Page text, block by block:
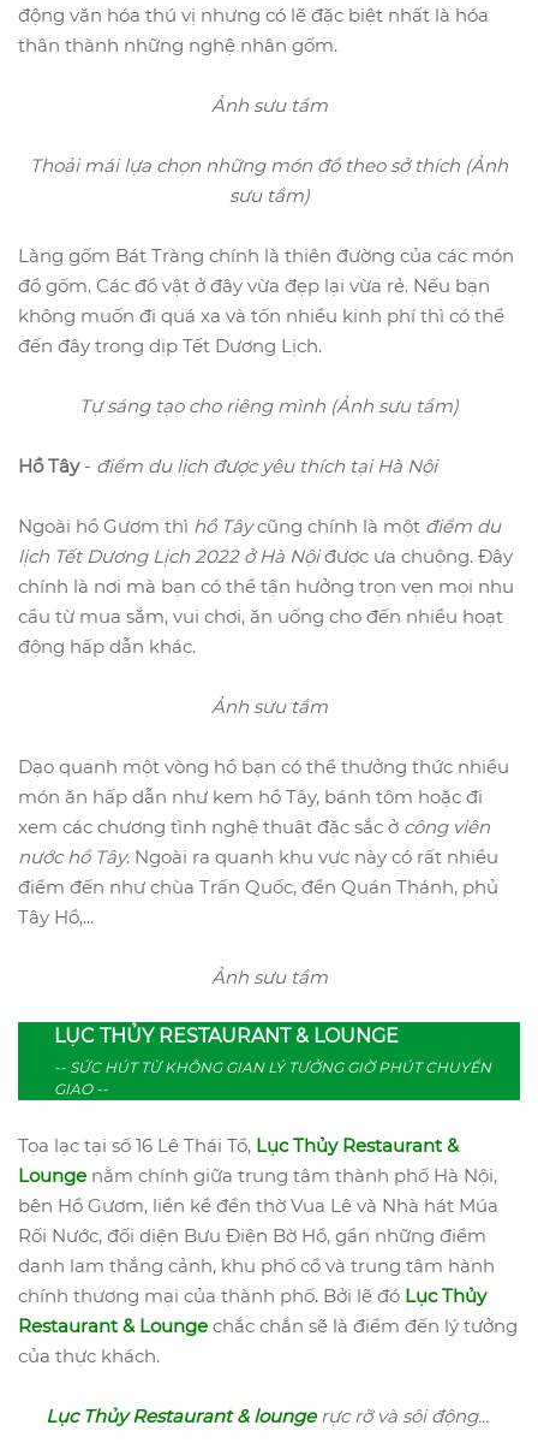
động văn hóa thú vị nhưng có lẽ đặc biệt nhất là hóa
thân thành những nghệ nhân gốm.
Ảnh sưu tầm
Thoải mái lựa chọn những món đồ theo sở thích (Ảnh
sưu tầm)
Làng gốm Bát Tràng chính là thiên đường của các món
đồ gốm. Các đồ vật ở đây vừa đẹp lại vừa rẻ. Nếu bạn
không muốn đi quá xa và tốn nhiều kinh phí thì có thể
đến đây trong dịp Tết Dương Lịch.
Tự sáng tạo cho riêng mình (Ảnh sưu tầm)
Hồ Tây- điểm du lịch được yêu thích tại Hà Nội
Ngoài hồ Gươm thì hồ Tâycũng chính là một điểm du
lịch Tết Dương Lịch 2022 ở Hà Nộiđược ưa chuộng. Đây
chính là nơi mà bạn có thể tận hưởng trọn vẹn mọi nhu
cầu từ mua sắm, vui chơi, ăn uống cho đến nhiều hoạt
động hấp dẫn khác.
Ảnh sưu tầm
Dạo quanh một vòng hồ bạn có thể thưởng thức nhiều
món ăn hấp dẫn như kem hồ Tây, bánh tôm hoặc đi
xem các chương tình nghệ thuật đặc sắc ở công viên
nước hồ Tây. Ngoài ra quanh khu vực này có rất nhiều
điểm đến như chùa Trấn Quốc, đền Quán Thánh, phủ
Tây Hồ,...
Ảnh sưu tầm
LỤC THỦY RESTAURANT & LOUNGE
-- SỨC HÚT TỪ KHÔNG GIAN LÝ TƯỞNG GIỜ PHÚT CHUYỂN
GIAO --
Tọa lạc tại số 16 Lê Thái Tổ, Lục Thủy Restaurant &
Lounge nằm chính giữa trung tâm thành phố Hà Nội,
bên Hồ Gươm, liền kề đền thờ Vua Lê và Nhà hát Múa
Rối Nước, đối diện Bưu Điện Bờ Hồ, gần những điểm
danh lam thắng cảnh, khu phố cổ và trung tâm hành
chính thương mại của thành phố. Bởi lẽ đó Lục Thủy
Restaurant & Lounge chắc chắn sẽ là điểm đến lý tưởng
của thực khách.
Lục Thủy Restaurant & lounge rực rỡ và sôi động...